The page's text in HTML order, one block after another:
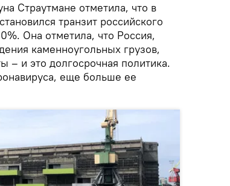
Страутмане отметила, что в
транзит российского
Она отметила, что Россия,
каменноугольных грузов,
– и это долгосрочная политика.
еще больше ее